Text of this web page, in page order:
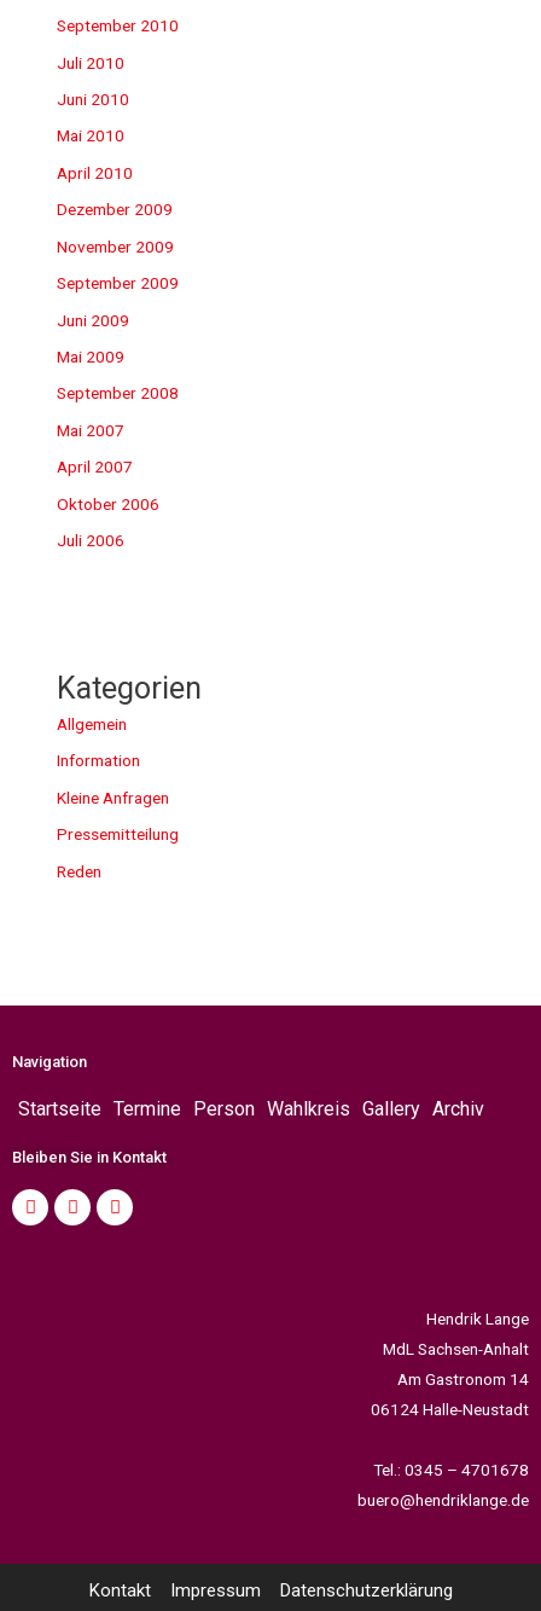
September 2010
Juli 2010
Juni 2010
Mai 2010
April 2010
Dezember 2009
November 2009
September 2009
Juni 2009
Mai 2009
September 2008
Mai 2007
April 2007
Oktober 2006
Juli 2006
Kategorien
Allgemein
Information
Kleine Anfragen
Pressemitteilung
Reden
Navigation
Startseite Termine Person Wahlkreis Gallery Archiv
Bleiben Sie in Kontakt
Hendrik Lange
MdL Sachsen-Anhalt
Am Gastronom 14
06124 Halle-Neustadt
Tel.: 0345 – 4701678
buero@hendriklange.de
Kontakt Impressum Datenschutzerklärung